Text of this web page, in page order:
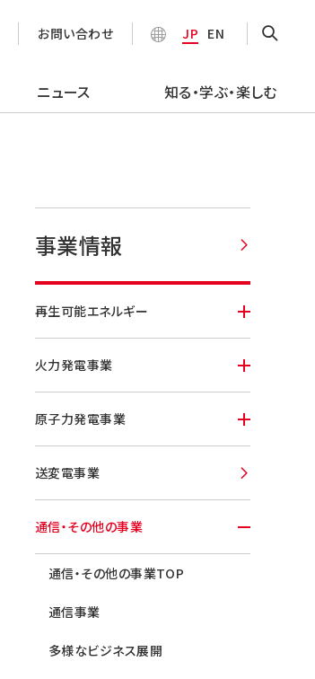
ニュース 知る・学ぶ・楽しむ
お問い合わせ JP EN
事業情報
再生可能エネルギー
火力発電事業
原子力発電事業
送変電事業
通信・その他の事業
通信・その他の事業TOP
通信事業
多様なビジネス展開